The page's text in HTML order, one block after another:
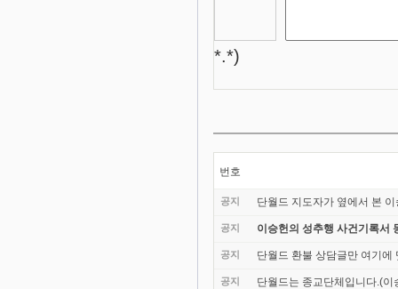
*.*)
번호
공지 단월드 지도자가 옆에서 본
공지 이승헌의 성추행 사건기록서
공지 단월드 환불 상담글만 여기에
공지 단월드는 종교단체입니다.(